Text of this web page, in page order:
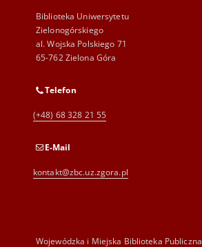
Biblioteka Uniwersytetu
Zielonogórskiego
al. Wojska Polskiego 71
65-762 Zielona Góra
Telefon
(+48) 68 328 21 55
E-Mail
kontakt@zbc.uz.zgora.pl
Wojewódzka i Miejska Biblioteka Publiczna